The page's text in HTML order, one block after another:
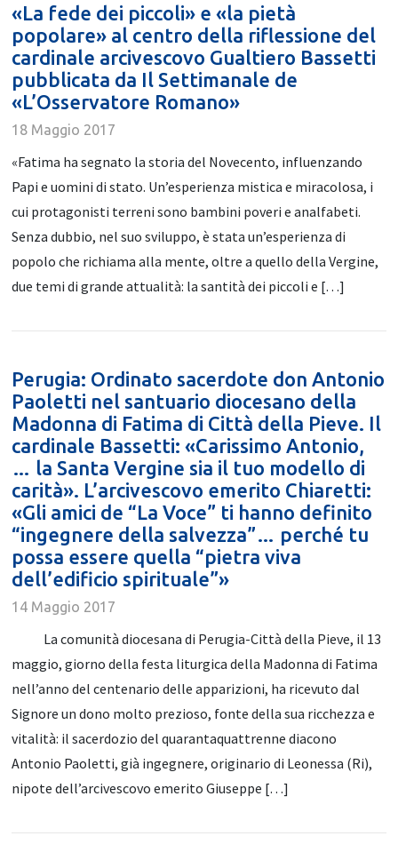
«La fede dei piccoli» e «la pietà
popolare» al centro della riflessione del
cardinale arcivescovo Gualtiero Bassetti
pubblicata da Il Settimanale de
«L’Osservatore Romano»
18 Maggio 2017
«Fatima ha segnato la storia del Novecento, influenzando
Papi e uomini di stato. Un’esperienza mistica e miracolosa, i
cui protagonisti terreni sono bambini poveri e analfabeti.
Senza dubbio, nel suo sviluppo, è stata un’esperienza di
popolo che richiama alla mente, oltre a quello della Vergine,
due temi di grande attualità: la santità dei piccoli e […]
Perugia: Ordinato sacerdote don Antonio
Paoletti nel santuario diocesano della
Madonna di Fatima di Città della Pieve. Il
cardinale Bassetti: «Carissimo Antonio,
… la Santa Vergine sia il tuo modello di
carità». L’arcivescovo emerito Chiaretti:
«Gli amici de “La Voce” ti hanno definito
“ingegnere della salvezza”… perché tu
possa essere quella “pietra viva
dell’edificio spirituale”»
14 Maggio 2017
La comunità diocesana di Perugia-Città della Pieve, il 13
maggio, giorno della festa liturgica della Madonna di Fatima
nell’anno del centenario delle apparizioni, ha ricevuto dal
Signore un dono molto prezioso, fonte della sua ricchezza e
vitalità: il sacerdozio del quarantaquattrenne diacono
Antonio Paoletti, già ingegnere, originario di Leonessa (Ri),
nipote dell’arcivescovo emerito Giuseppe […]